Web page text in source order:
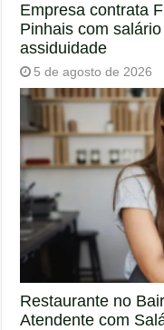
Empresa contrata
Pinhais com
assiduidade
5 de agosto de 2026
Restaurante no
Atendente com